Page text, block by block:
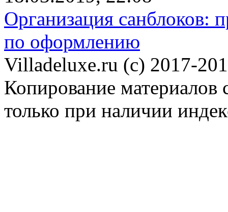
Организация санблоков:
по оформлению
Villadeluxe.ru (c) 2017-
Копирование материалов
только при наличии